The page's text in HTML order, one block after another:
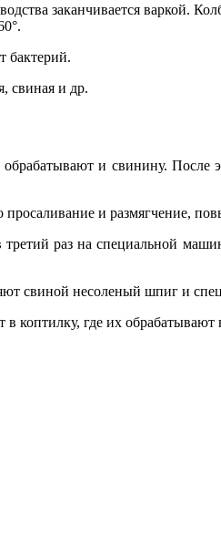
заканчивается варкой.
бактерий.
свиная и др.
и свинину.
просаливание и размягчение,
раз на специальной
свиной несоленый шпиг и
где их обрабатывают